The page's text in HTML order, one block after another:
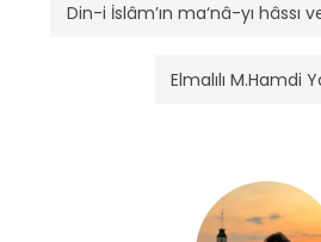
Din-i İslâm’ın ma‘nâ-yı hâssı
Elmalılı M.Hamdi